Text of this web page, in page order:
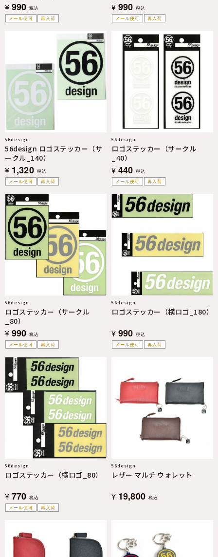
メール便可 再入荷
¥ 990 税込
メール便可
再入荷
¥ 990 税込
メール便可 再入荷
56design
56design ロゴステッカー（サ
ークル_140）
¥ 1,320 税込
メール便可
再入荷
56design
ロゴステッカー（サークル
_40）
¥ 440 税込
メール便可 再入荷
56design
ロゴステッカー（サークル
_80）
¥ 990 税込
メール便可
再入荷
56design
ロゴステッカー（横ロゴ_180）
¥ 990 税込
メール便可 再入荷
56design
ロゴステッカー（横ロゴ_80）
¥ 770 税込
56design
レザー マルチ ウォレット
¥ 19,800 税込